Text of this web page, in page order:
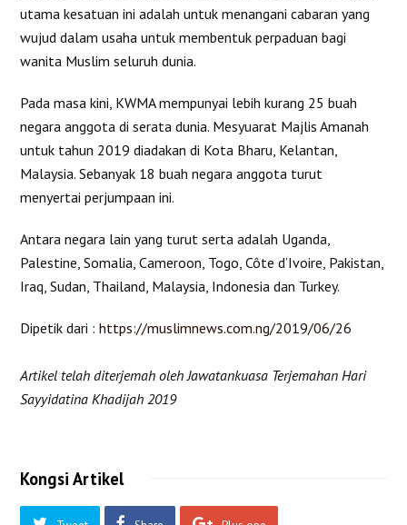
utama kesatuan ini adalah untuk menangani cabaran yang
wujud dalam usaha untuk membentuk perpaduan bagi
wanita Muslim seluruh dunia.
Pada masa kini, KWMA mempunyai lebih kurang 25 buah
negara anggota di serata dunia. Mesyuarat Majlis Amanah
untuk tahun 2019 diadakan di Kota Bharu, Kelantan,
Malaysia. Sebanyak 18 buah negara anggota turut
menyertai perjumpaan ini.
Antara negara lain yang turut serta adalah Uganda,
Palestine, Somalia, Cameroon, Togo, Côte d’Ivoire, Pakistan,
Iraq, Sudan, Thailand, Malaysia, Indonesia dan Turkey.
Dipetik dari :https://muslimnews.com.ng/2019/06/26
Artikel telah diterjemah oleh Jawatankuasa Terjemahan Hari
Sayyidatina Khadijah 2019
Kongsi Artikel